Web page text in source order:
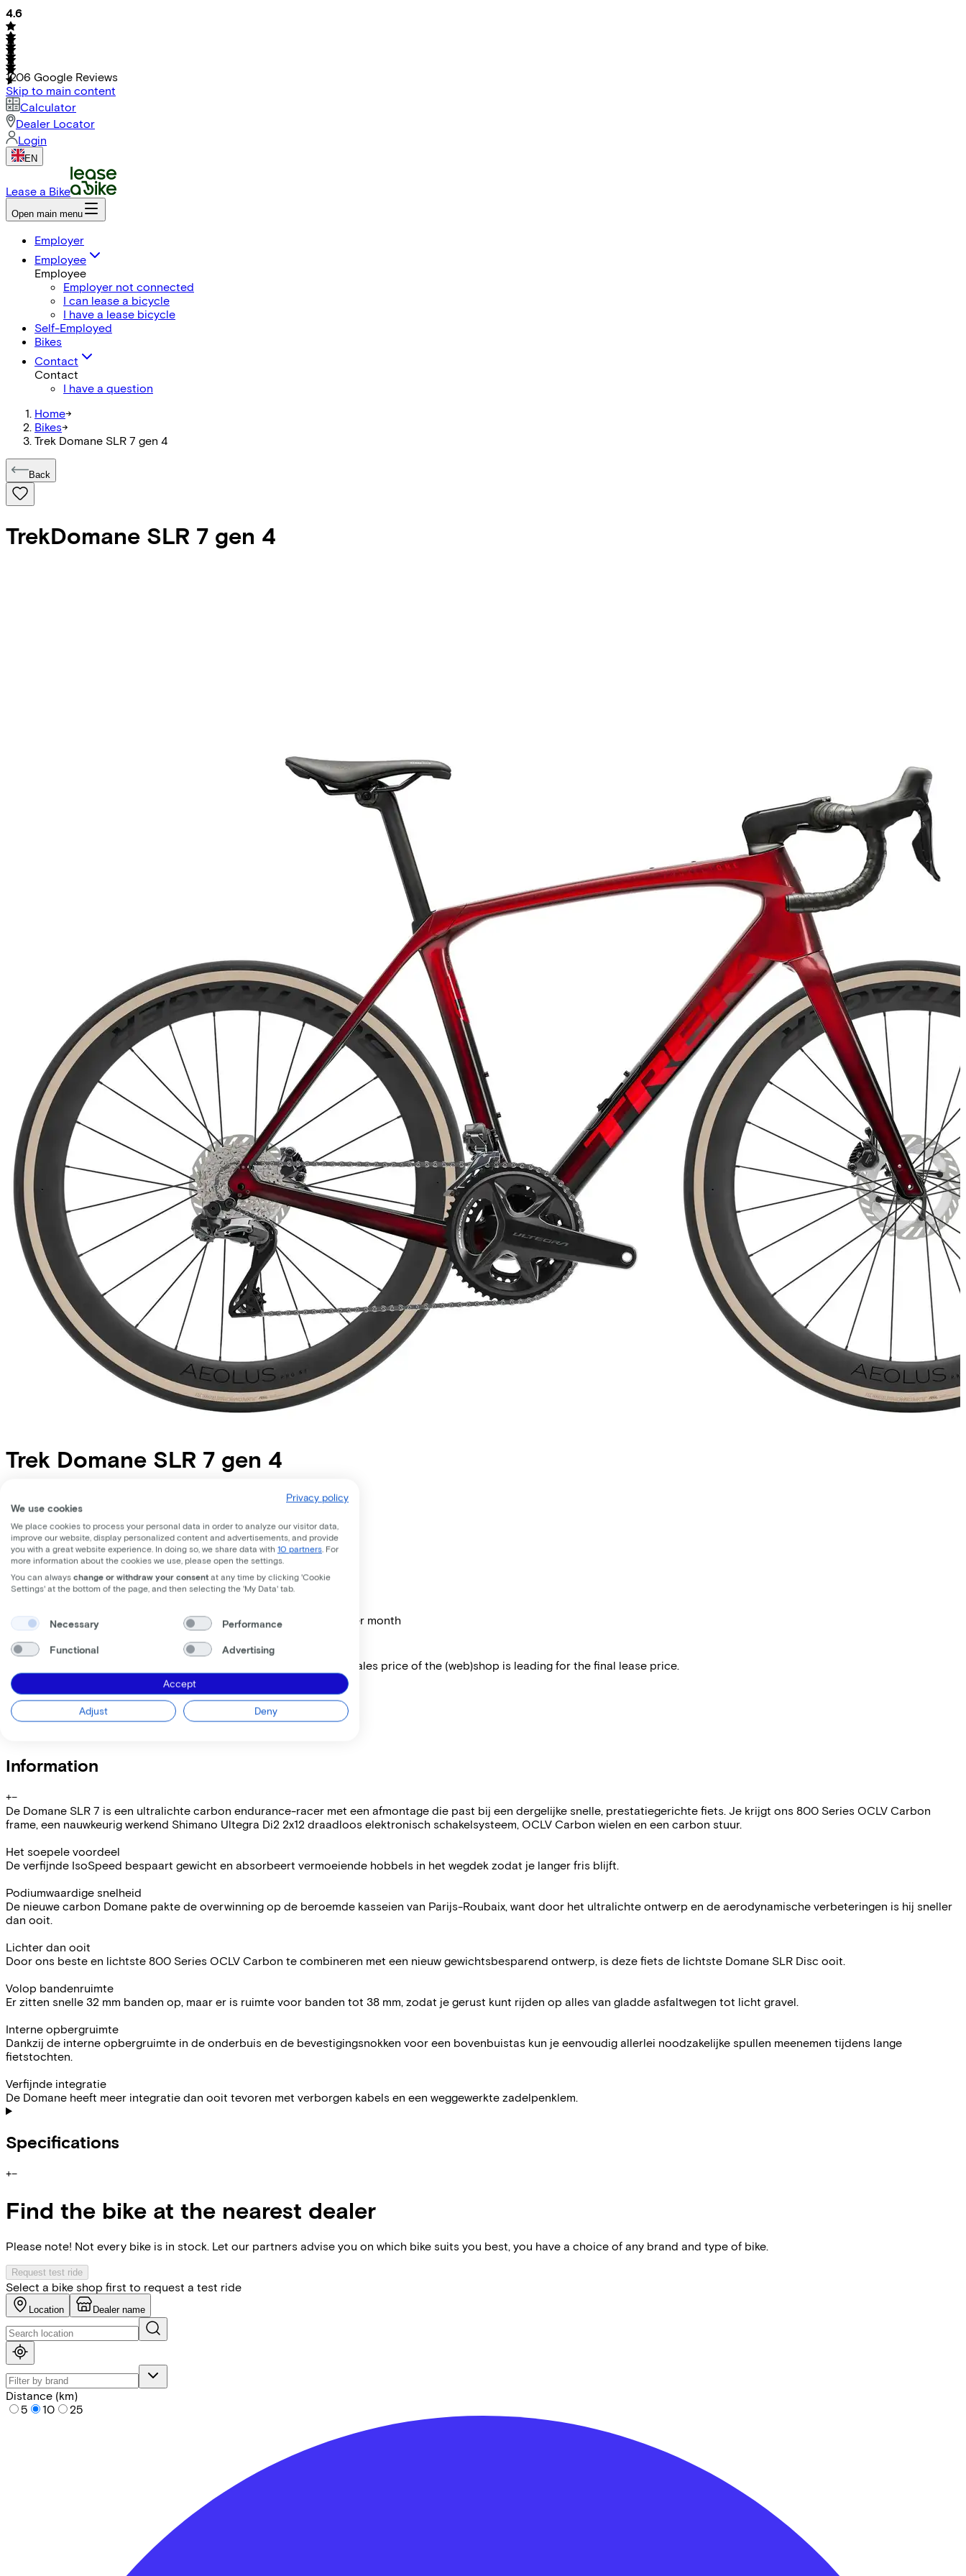
4.6
1206 Google Reviews
Skip to main content
Calculator
Dealer Locator
Login
EN
Lease a Bike
Open main menu
Employer
Employee
Employee
Employer not connected
I can lease a bicycle
I have a lease bicycle
Self-Employed
Bikes
Contact
Contact
I have a question
Home->
Bikes->
Trek Domane SLR 7 gen 4
Back
TrekDomane SLR 7 gen 4
Trek Domane SLR 7 gen 4
Save €1.252,35 compared to buying.
Read more about business leasing.
Available colours
Frame shape
Diamond
EMPLOYEE SELF-EMPLOYED
Lease this bike through your employer. Calculate the lease price per month
Gross monthly salary
My employer pays
Please note: the stated lease and sales prices are indicative. The sales price of the (web)shop is leading for the final lease price.
Costs per month from
€169,31
Incl. Service & insurance package
Expected purchase price after 36 months: €1.499,80
Information
+−
De Domane SLR 7 is een ultralichte carbon endurance-racer met een afmontage die past bij een dergelijke snelle, prestatiegerichte fiets. Je krijgt ons 800 Series OCLV Carbon
frame, een nauwkeurig werkend Shimano Ultegra Di2 2x12 draadloos elektronisch schakelsysteem, OCLV Carbon wielen en een carbon stuur.
Het soepele voordeel
De verfijnde IsoSpeed bespaart gewicht en absorbeert vermoeiende hobbels in het wegdek zodat je langer fris blijft.
Podiumwaardige snelheid
De nieuwe carbon Domane pakte de overwinning op de beroemde kasseien van Parijs-Roubaix, want door het ultralichte ontwerp en de aerodynamische verbeteringen is hij sneller
dan ooit.
Lichter dan ooit
Door ons beste en lichtste 800 Series OCLV Carbon te combineren met een nieuw gewichtsbesparend ontwerp, is deze fiets de lichtste Domane SLR Disc ooit.
Volop bandenruimte
Er zitten snelle 32 mm banden op, maar er is ruimte voor banden tot 38 mm, zodat je gerust kunt rijden op alles van gladde asfaltwegen tot licht gravel.
Interne opbergruimte
Dankzij de interne opbergruimte in de onderbuis en de bevestigingsnokken voor een bovenbuistas kun je eenvoudig allerlei noodzakelijke spullen meenemen tijdens lange
fietstochten.
Verfijnde integratie
De Domane heeft meer integratie dan ooit tevoren met verborgen kabels en een weggewerkte zadelpenklem.
Specifications
+−
Find the bike at the nearest dealer
Please note! Not every bike is in stock. Let our partners advise you on which bike suits you best, you have a choice of any brand and type of bike.
Request test ride
Select a bike shop first to request a test ride
Location Dealer name
Distance (km)
5
10 25
Privacy policy
We use cookies
We place cookies to process your personal data in order to analyze our visitor data,
improve our website, display personalized content and advertisements, and provide
you with a great website experience. In doing so, we share data with 10 partners . For
more information about the cookies we use, please open the settings.
You can always change or withdraw your consent at any time by clicking 'Cookie
Settings' at the bottom of the page, and then selecting the 'My Data' tab.
Necessary Performance
Functional Advertising
Accept
Adjust Deny